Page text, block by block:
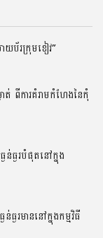
ប័រក្រុមខៀវ”
ពីការគំរាមកំហែងនៃកុំ
ងរបំផុតនៅក្នុង
មាននៅក្នុងកម្មវិធី